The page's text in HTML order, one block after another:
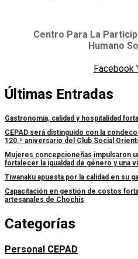
Centro Para La
Humano
Facebook
Últimas Entradas
Gastronomía, calidad y hospitalidad
CEPAD será distinguido con la
120.º aniversario del Club Social
Mujeres concepcioneñas impulsaron
fortalecer la igualdad de género y una
Tiwanaku apuesta por la calidad en su
Capacitación en gestión de costos
artesanales de Chochís
Categorías
Personal CEPAD